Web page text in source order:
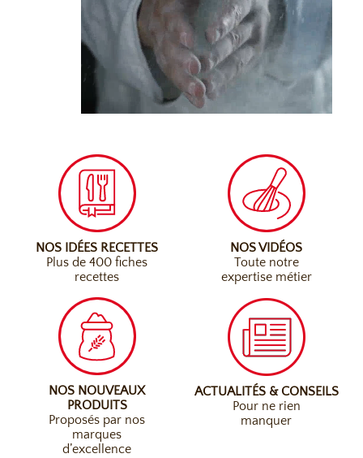
NOS IDÉES RECETTES
Plus de 400 fiches
recettes
NOS VIDÉOS
Toute notre
expertise métier
NOS NOUVEAUX
PRODUITS
Proposés par nos
marques
d’excellence
ACTUALITÉS & CONSEILS
Pour ne rien
manquer